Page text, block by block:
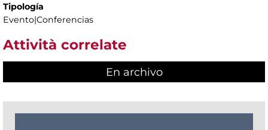
Tipología
Evento|Conferencias
Attività correlate
En archivo